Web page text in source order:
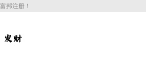
富邦注册！